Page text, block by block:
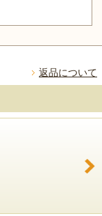
返品について